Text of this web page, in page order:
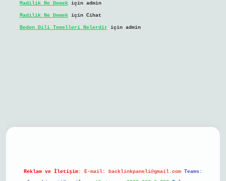
Madilik Ne Demekiçin admin
Madilik Ne Demekiçin Cihat
Beden Dili Temelleri Nelerdiriçin admin
Reklam ve İletişim: E-mail: backlinkpaneli@gmail.com Teams: